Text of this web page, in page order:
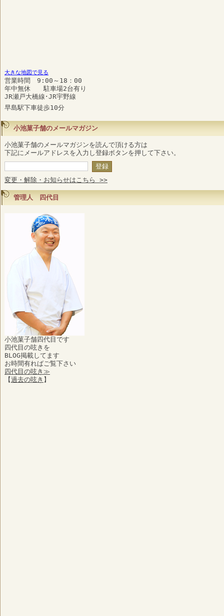
大きな地図で見る
営業時間 9:00～18：00
年中無休 駐車場2台有り
JR瀬戸大橋線･JR宇野線
早島駅下車徒歩10分
小池菓子舗のメールマガジン
小池菓子舗のメールマガジンを読んで頂ける方は
下記にメールアドレスを入力し登録ボタンを押して下さい。
変更・解除・お知らせはこちら >>
管理人 四代目
小池菓子舗四代目です
四代目の呟きを
BLOG掲載してます
お時間有ればご覧下さい
四代目の呟き≫
【過去の呟き 】